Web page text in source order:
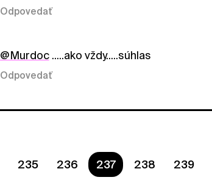
Odpovedať
@Murdoc.....ako vždy.....súhlas
Odpovedať
235 236 Ste na strane
237 238 239